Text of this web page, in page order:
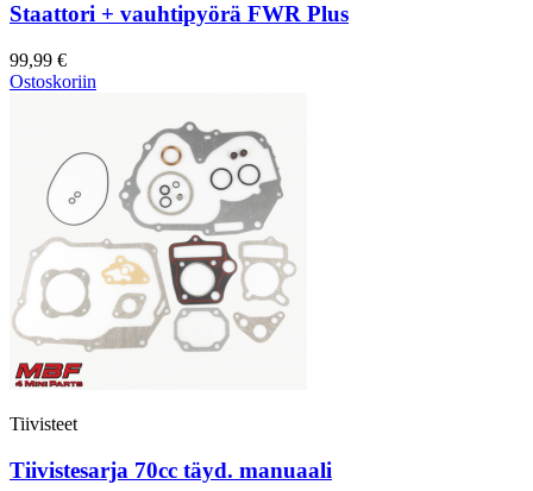
Staattori + vauhtipyörä FWR Plus
99,99 €
Ostoskoriin
Tiivisteet
Tiivistesarja 70cc täyd. manuaali